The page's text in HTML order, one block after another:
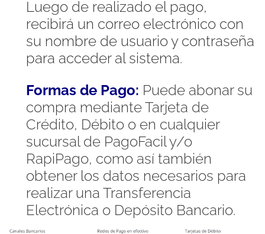
Luego de realizado el pago,
recibirá un correo electrónico con
su nombre de usuario y contraseña
para acceder al sistema.
Formas de Pago: Puede abonar su
compra mediante Tarjeta de
Crédito, Débito o en cualquier
sucursal de PagoFacil y/o
RapiPago, como así también
obtener los datos necesarios para
realizar una Transferencia
Electrónica o Depósito Bancario.